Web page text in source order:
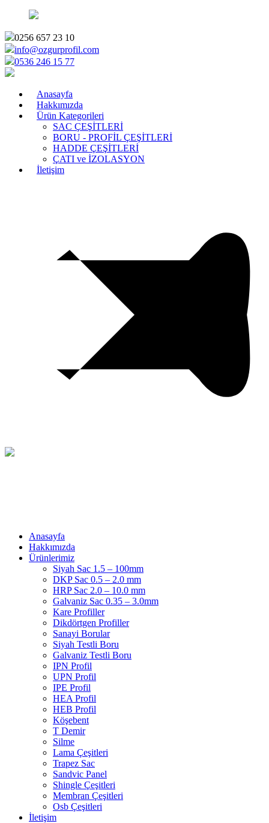
0256 657 23 10
info@ozgurprofil.com
0536 246 15 77
Anasayfa
Hakkımızda
Ürün Kategorileri
SAC ÇEŞİTLERİ
BORU - PROFİL ÇEŞİTLERİ
HADDE ÇEŞİTLERİ
ÇATI ve İZOLASYON
İletişim
Anasayfa
Hakkımızda
Ürünlerimiz
Siyah Sac 1.5 – 100mm
DKP Sac 0.5 – 2.0 mm
HRP Sac 2.0 – 10.0 mm
Galvaniz Sac 0.35 – 3.0mm
Kare Profiller
Dikdörtgen Profiller
Sanayi Borular
Siyah Testli Boru
Galvaniz Testli Boru
IPN Profil
UPN Profil
IPE Profil
HEA Profil
HEB Profil
Köşebent
T Demir
Silme
Lama Çeşitleri
Trapez Sac
Sandvic Panel
Shingle Çeşitleri
Membran Çeşitleri
Osb Çeşitleri
İletişim